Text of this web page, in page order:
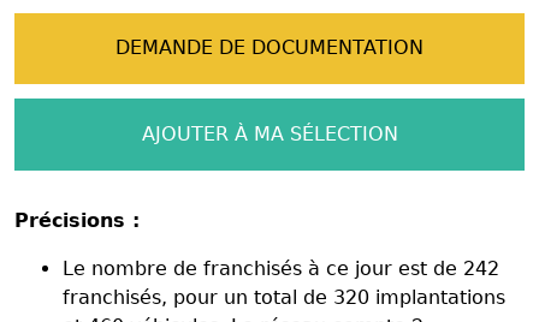
DEMANDE DE DOCUMENTATION
AJOUTER À MA SÉLECTION
Précisions :
Le nombre de franchisés à ce jour est de 242
franchisés, pour un total de 320 implantations